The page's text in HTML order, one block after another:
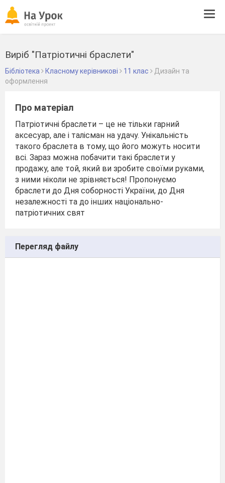
Виріб "Патріотичні браслети"
Бібліотека Класному керівникові 11 клас
Дизайн та
оформлення
Про матеріал
Патріотичні браслети – це не тільки гарний
аксесуар, але і талісман на удачу. Унікальність
такого браслета в тому, що його можуть носити
всі. Зараз можна побачити такі браслети у
продажу, але той, який ви зробите своїми руками,
з ними ніколи не зрівняється! Пропонуємо
браслети до Дня соборності України, до Дня
незалежності та до інших національно-
патріотичних свят
Перегляд файлу